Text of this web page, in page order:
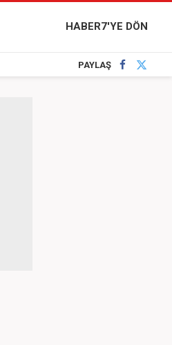
HABER7'YE DÖN
PAYLAŞ